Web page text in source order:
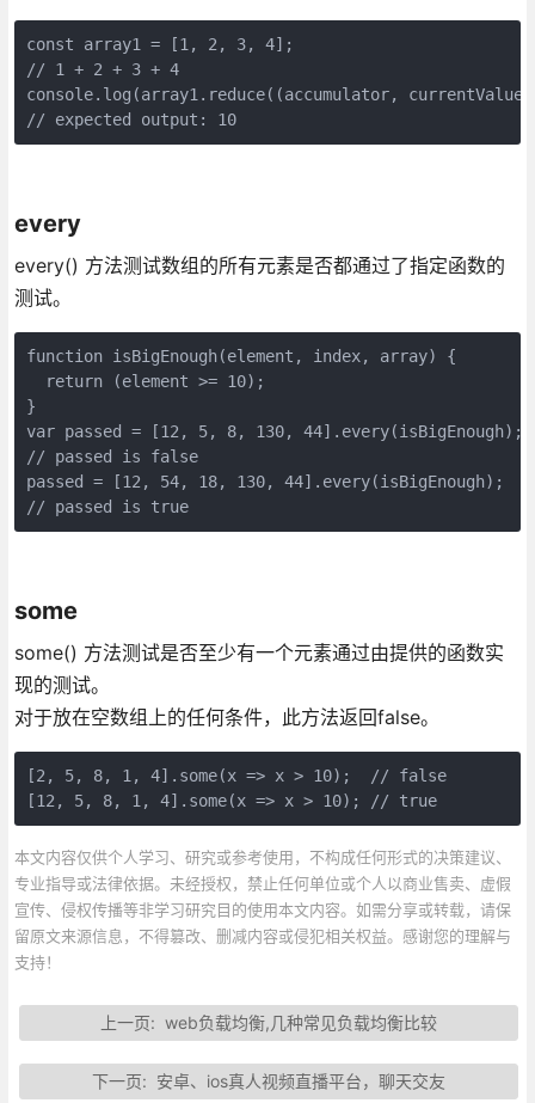
const array1 = [1, 2, 3, 4];
// 1 + 2 + 3 + 4
console.log(array1.reduce((accumulator,
// expected output: 10
every
every() 方法测试数组的所有元素是否都通过了指定函数的
测试。
function isBigEnough(element, index, array) {
  return (element >= 10);
}
var passed = [12, 5, 8, 130, 44].every(isBigEnough);
// passed is false
passed = [12, 54, 18, 130, 44].every(isBigEnough);
// passed is true
some
some() 方法测试是否至少有一个元素通过由提供的函数实
现的测试。
对于放在空数组上的任何条件，此方法返回false。
[2, 5, 8, 1, 4].some(x => x > 10);  // false
[12, 5, 8, 1, 4].some(x => x > 10); // true
本文内容仅供个人学习、研究或参考使用，不构成任何形式的决策建议、
专业指导或法律依据。未经授权，禁止任何单位或个人以商业售卖、虚假
宣传、侵权传播等非学习研究目的使用本文内容。如需分享或转载，请保
留原文来源信息，不得篡改、删减内容或侵犯相关权益。感谢您的理解与
支持！
上一页: web负载均衡,几种常见负载均衡比较
下一页: 安卓、ios真人视频直播平台，聊天交友